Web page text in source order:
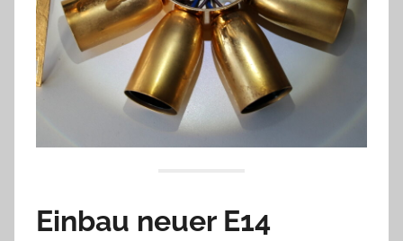
Einbau neuer E14